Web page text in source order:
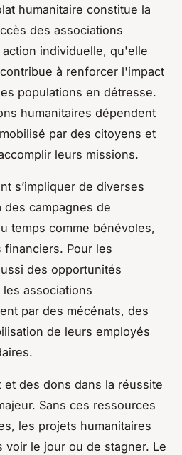
humanitaire constitue la
des associations
individuelle, qu'elle
à renforcer l'impact
populations en détresse.
humanitaires dépendent
par des citoyens et
leurs missions.
s’impliquer de diverses
des campagnes de
temps comme bénévoles,
Pour les
des opportunités
associations
par des mécénats, des
de leurs employés
des dons dans la réussite
Sans ces ressources
les projets humanitaires
voir le jour ou de stagner. Le